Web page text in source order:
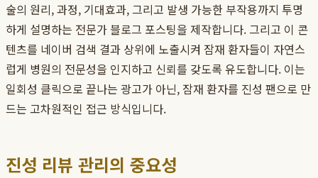
술의 원리, 과정, 기대효과, 그리고 발생 가능한 부작용까지 투명
하게 설명하는 전문가 블로그 포스팅을 제작합니다. 그리고 이 콘
텐츠를 네이버 검색 결과 상위에 노출시켜 잠재 환자들이 자연스
럽게 병원의 전문성을 인지하고 신뢰를 갖도록 유도합니다. 이는
일회성 클릭으로 끝나는 광고가 아닌, 잠재 환자를 진성 팬으로 만
드는 고차원적인 접근 방식입니다.
진성 리뷰 관리의 중요성